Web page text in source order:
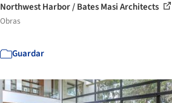
Northwest Harbor / Bates Masi Architects
Obras
Guardar